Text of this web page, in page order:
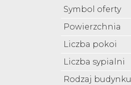
Symbol oferty
Powierzchnia
Liczba pokoi
Liczba sypialni
Rodzaj budynku